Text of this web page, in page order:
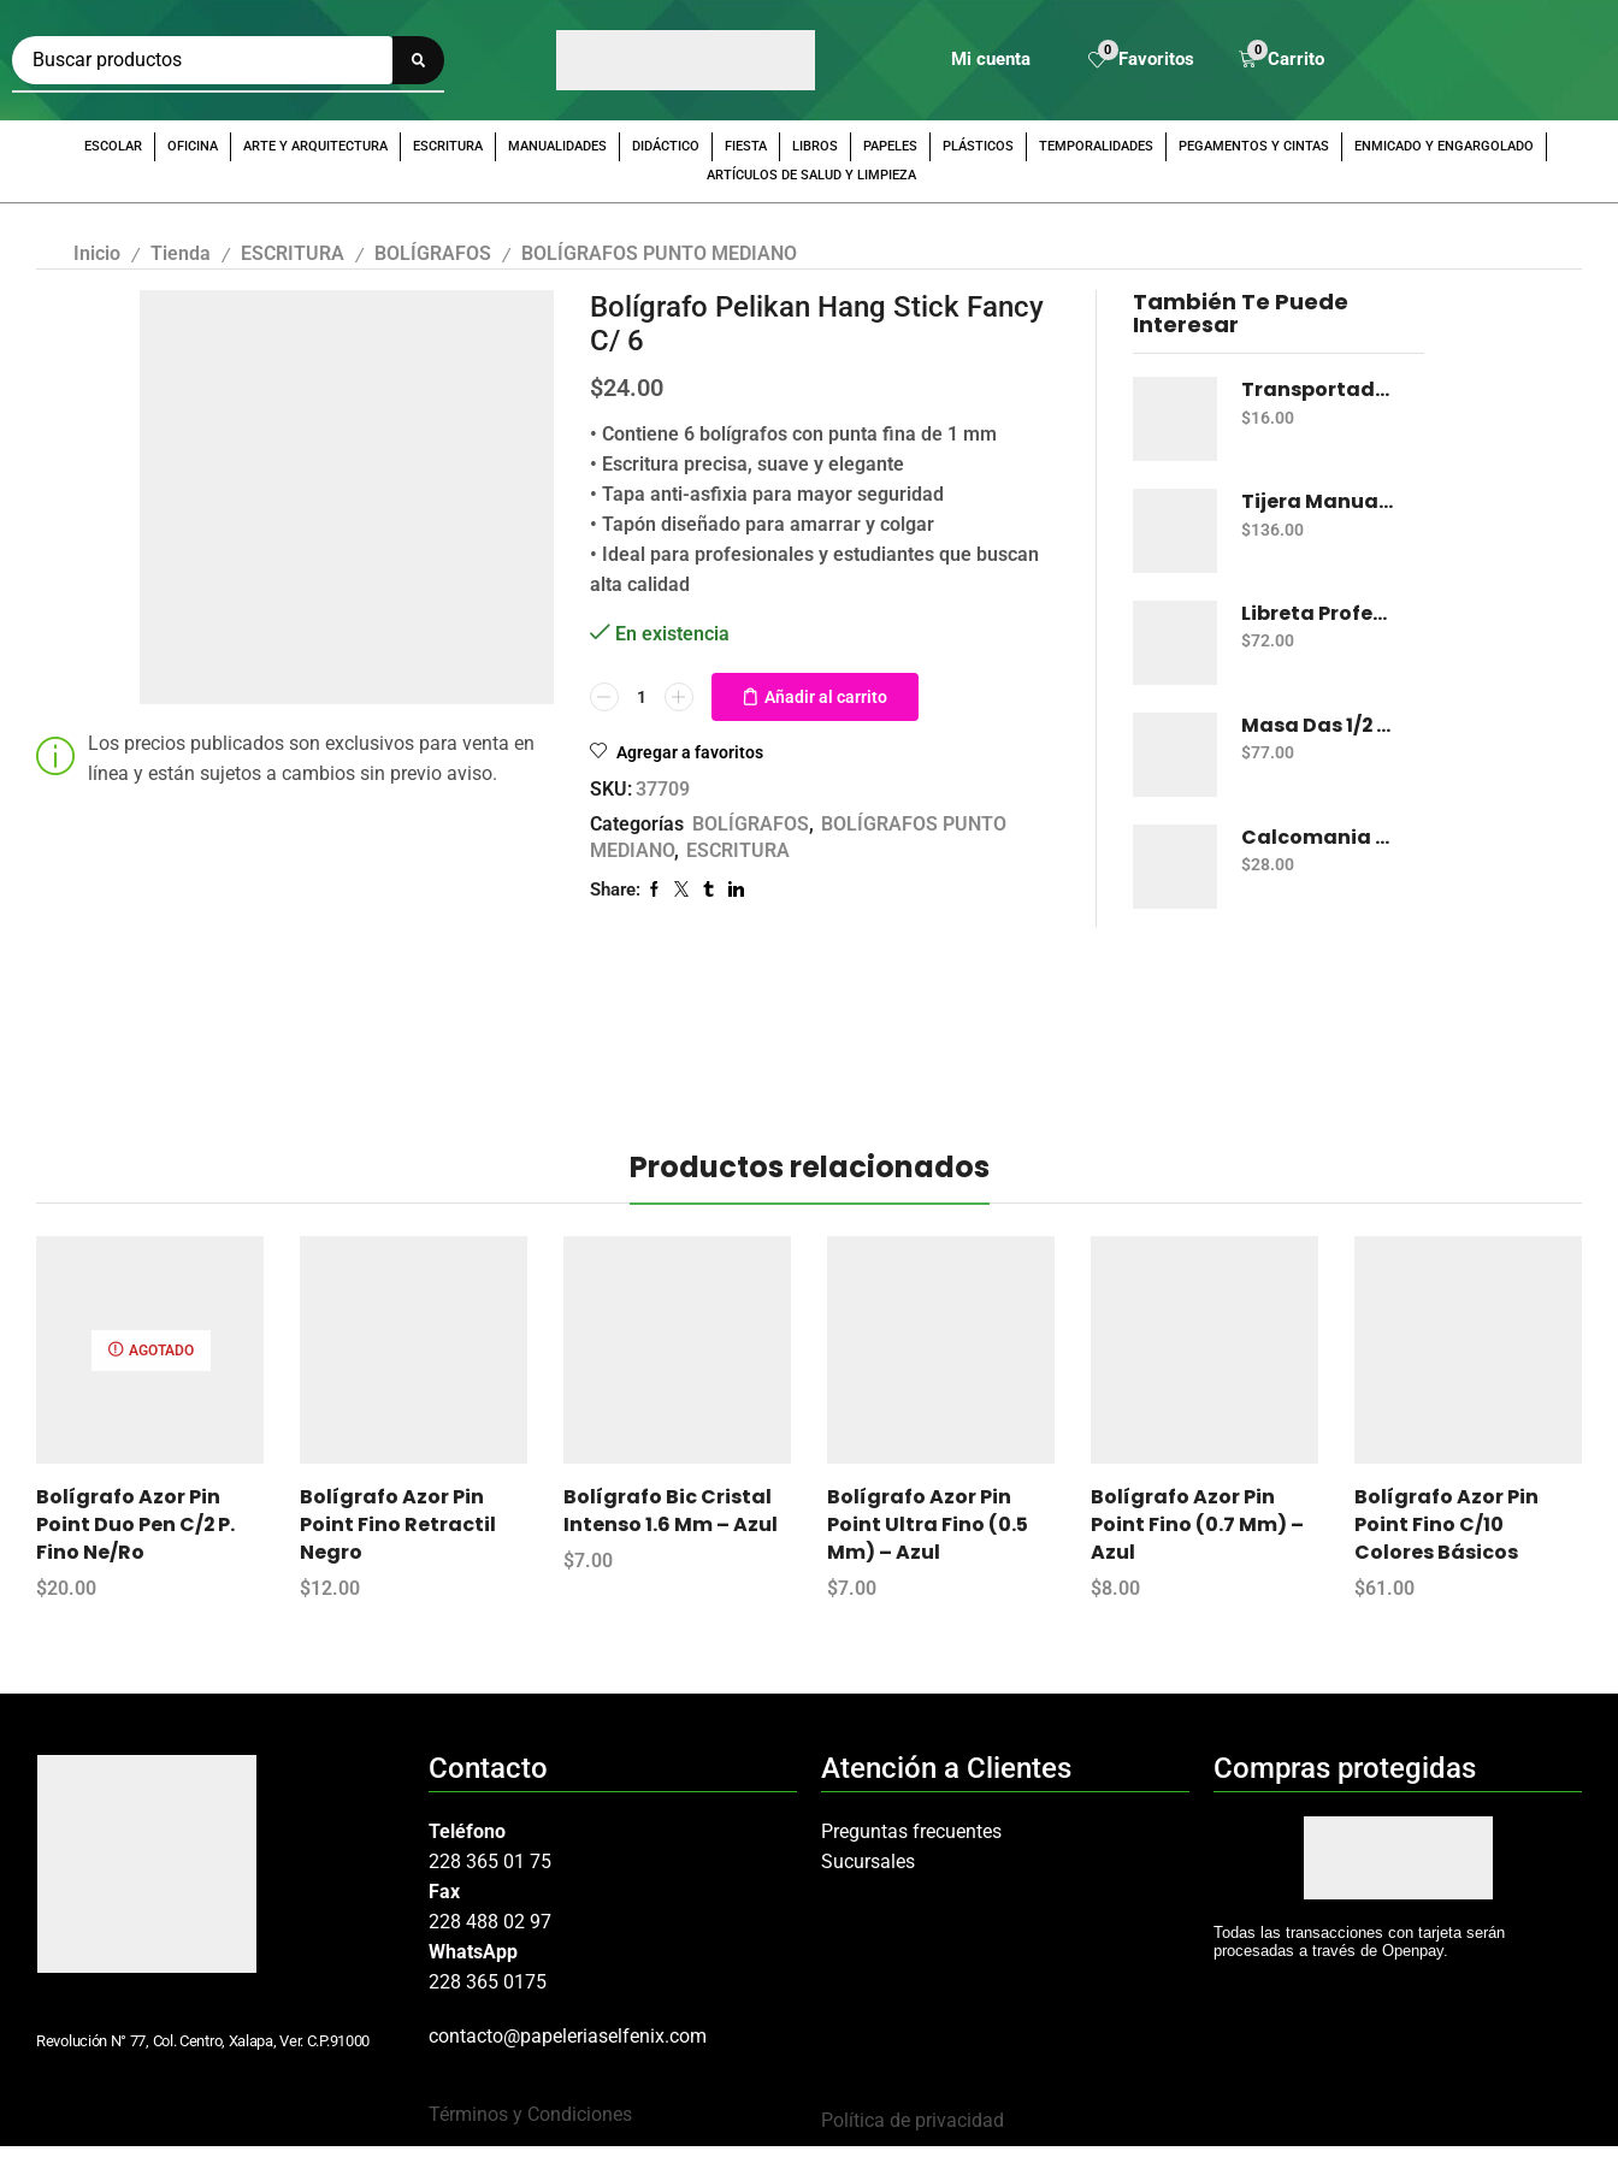
Mi cuenta 0 Favoritos 0 Carrito
ESCOLAR OFICINA ARTE Y ARQUITECTURA ESCRITURA MANUALIDADES DIDÁCTICO FIESTA LIBROS PAPELES PLÁSTICOS TEMPORALIDADES PEGAMENTOS Y CINTAS
ENMICADO Y ENGARGOLADO
ARTÍCULOS DE SALUD Y LIMPIEZA
Inicio / Tienda / ESCRITURA / BOLÍGRAFOS / BOLÍGRAFOS PUNTO MEDIANO
Los precios publicados son exclusivos para venta en
línea y están sujetos a cambios sin previo aviso.
Bolígrafo Pelikan Hang Stick Fancy
C/ 6
$24.00
• Contiene 6 bolígrafos con punta fina de 1 mm
• Escritura precisa, suave y elegante
• Tapa anti-asfixia para mayor seguridad
• Tapón diseñado para amarrar y colgar
• Ideal para profesionales y estudiantes que buscan
alta calidad
En existencia
Añadir al carrito
Agregar a favoritos
SKU:37709
Categorías BOLÍGRAFOS, BOLÍGRAFOS PUNTO
MEDIANO, ESCRITURA
Share:
También Te Puede
Interesar
Transportador Escolar Jumbo Plastico 360 Grados
$16.00
Tijera Manualidades Pascua P/Foamy Ondas
$136.00
Libreta Profesional De Espiral Norma Color 100 H Bco
$72.00
Masa Das 1/2 Kg Blanca
$77.00
Calcomania Barrilito Foamy Dinosaurios
$28.00
Productos relacionados
AGOTADO
Bolígrafo Azor Pin
Point Duo Pen C/2 P.
Fino Ne/Ro
$20.00
Bolígrafo Azor Pin
Point Fino Retractil
Negro
$12.00
Bolígrafo Bic Cristal
Intenso 1.6 Mm – Azul
$7.00
Bolígrafo Azor Pin
Point Ultra Fino (0.5
Mm) – Azul
$7.00
Bolígrafo Azor Pin
Point Fino (0.7 Mm) –
Azul
$8.00
Bolígrafo Azor Pin
Point Fino C/10
Colores Básicos
$61.00
Revolución N° 77, Col. Centro, Xalapa, Ver. C.P.91000
Contacto
Teléfono
228 365 01 75
Fax
228 488 02 97
WhatsApp
228 365 0175
contacto@papeleriaselfenix.com
Términos y Condiciones
Atención a Clientes
Preguntas frecuentes
Sucursales
Política de privacidad
Compras protegidas
Todas las transacciones con tarjeta serán
procesadas a través de Openpay.